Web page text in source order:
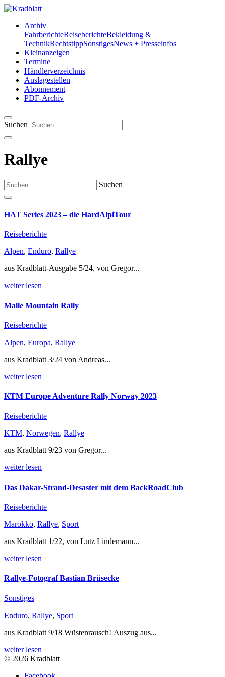
Archiv
FahrberichteReiseberichteBekleidung &
TechnikRechtstippSonstigesNews + Presseinfos
Kleinanzeigen
Termine
Händlerverzeichnis
Auslagestellen
Abonnement
PDF-Archiv
Suchen
Rallye
Suchen
HAT Series 2023 – die HardAlpiTour
Reiseberichte
Alpen, Enduro, Rallye
aus Kradblatt-Ausgabe 5/24, von Gregor...
weiter lesen
Malle Mountain Rally
Reiseberichte
Alpen, Europa, Rallye
aus Kradblatt 3/24 von Andreas...
weiter lesen
KTM Europe Adventure Rally Norway 2023
Reiseberichte
KTM, Norwegen, Rallye
aus Kradblatt 9/23 von Gregor...
weiter lesen
Das Dakar-Strand-Desaster mit dem BackRoadClub
Reiseberichte
Marokko, Rallye, Sport
aus Kradblatt 1/22, von Lutz Lindemann...
weiter lesen
Rallye-Fotograf Bastian Brüsecke
Sonstiges
Enduro, Rallye, Sport
aus Kradblatt 9/18 Wüstenrausch! Auszug aus...
weiter lesen
© 2026 Kradblatt